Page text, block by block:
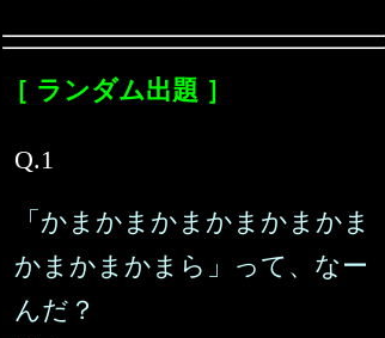
［ ランダム出題 ］
Q.1
「かまかまかまかまかまかま
かまかまかまら」って、なー
んだ？